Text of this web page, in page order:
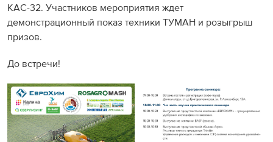
КАС-32. Участников мероприятия ждет
демонстрационный показ техники ТУМАН и розыгрыш
призов.
До встречи!